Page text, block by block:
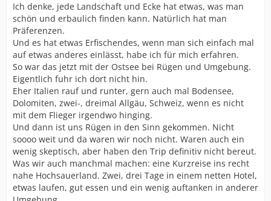
Ich denke, jede Landschaft und Ecke hat etwas, was man
schön und erbaulich finden kann. Natürlich hat man
Präferenzen.
Und es hat etwas Erfischendes, wenn man sich einfach mal
auf etwas anderes einlässt, habe ich für mich erfahren.
So war das jetzt mit der Ostsee bei Rügen und Umgebung.
Eigentlich fuhr ich dort nicht hin.
Eher Italien rauf und runter, gern auch mal Bodensee,
Dolomiten, zwei-, dreimal Allgäu, Schweiz, wenn es nicht
mit dem Flieger irgendwo hinging.
Und dann ist uns Rügen in den Sinn gekommen. Nicht
soooo weit und da waren wir noch nicht. Waren auch ein
wenig skeptisch, aber haben den Trip definitiv nicht bereut.
Was wir auch manchmal machen: eine Kurzreise ins recht
nahe Hochsauerland. Zwei, drei Tage in einem netten Hotel,
etwas laufen, gut essen und ein wenig auftanken in anderer